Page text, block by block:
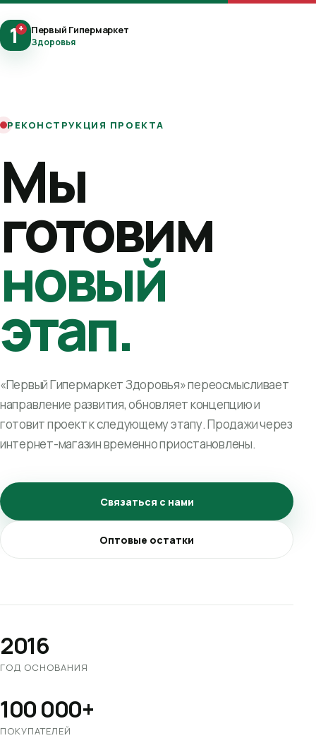
1+ Первый Гипермаркет
Здоровья
РЕКОНСТРУКЦИЯ ПРОЕКТА
Мы
готовим
новый
этап.
«Первый Гипермаркет Здоровья» переосмысливает
направление развития, обновляет концепцию и
готовит проект к следующему этапу. Продажи через
интернет-магазин временно приостановлены.
Связаться с нами
Оптовые остатки
2016
ГОД ОСНОВАНИЯ
100 000+
ПОКУПАТЕЛЕЙ